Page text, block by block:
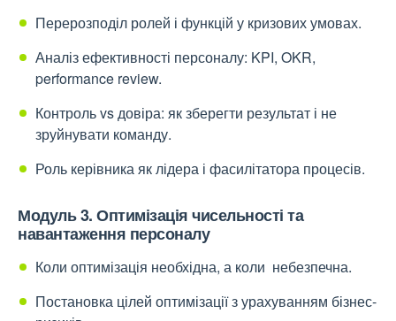
Перерозподіл ролей і функцій у кризових умовах.
Аналіз ефективності персоналу: KPI, OKR,
performance review.
Контроль vs довіра: як зберегти результат і не
зруйнувати команду.
Роль керівника як лідера і фасилітатора процесів.
Модуль 3. Оптимізація чисельності та
навантаження персоналу
Коли оптимізація необхідна, а коли небезпечна.
Постановка цілей оптимізації з урахуванням бізнес-